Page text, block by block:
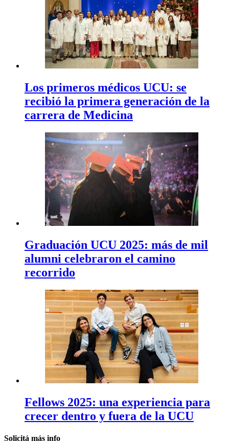
Los primeros médicos UCU: se
recibió la primera generación de la
carrera de Medicina
Graduación UCU 2025: más de mil
alumni celebraron el camino
recorrido
Fellows 2025: una experiencia para
crecer dentro y fuera de la UCU
Solicitá más info